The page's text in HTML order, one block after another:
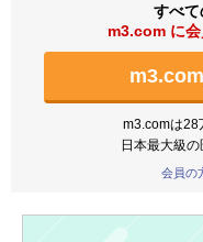
すべ
m3.com に会
m3.comは28
日本最大級の
会員の